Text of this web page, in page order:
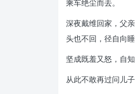
乘车绝尘而去。
深夜戴维回家，父
头也不回，径自向睡
坚成既羞又怒，自
从此不敢再过问儿